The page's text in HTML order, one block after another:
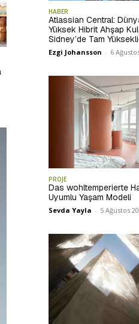
HABER
Atlassian Central:
Yüksek Hibrit Ahşap
Sidney’de Tam
Ezgi Johansson - 6
PROJE
Das wohltemperierte
Uyumlu Yaşam Modeli
Sevda Yayla - 5 Ağustos